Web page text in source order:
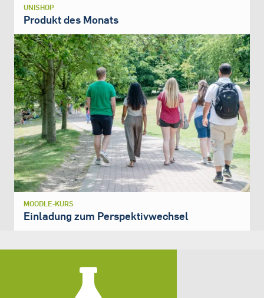
UNISHOP
Produkt des Monats
MOODLE-KURS
Einladung zum Perspektivwechsel